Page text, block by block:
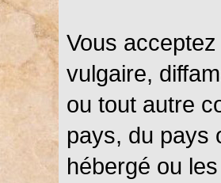
Vous
vulgaire,
ou tout autre
pays, du pays
hébergé ou